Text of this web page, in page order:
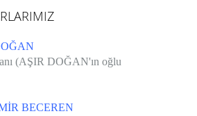
(AŞIR DOĞAN'ın oğlu
BECEREN